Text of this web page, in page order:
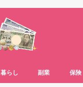
暮らし 副業 保険